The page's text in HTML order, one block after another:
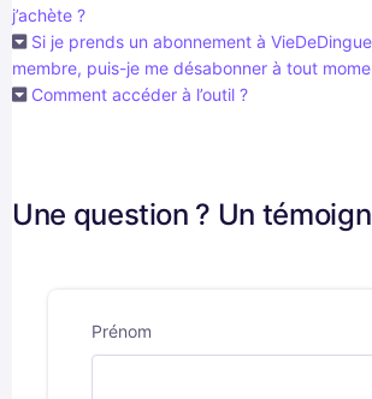
j’achète ?
Si je prends un abonnement à
membre, puis-je me désabonner à tout
Comment accéder à l’outil ?
Une question ? Un
Prénom